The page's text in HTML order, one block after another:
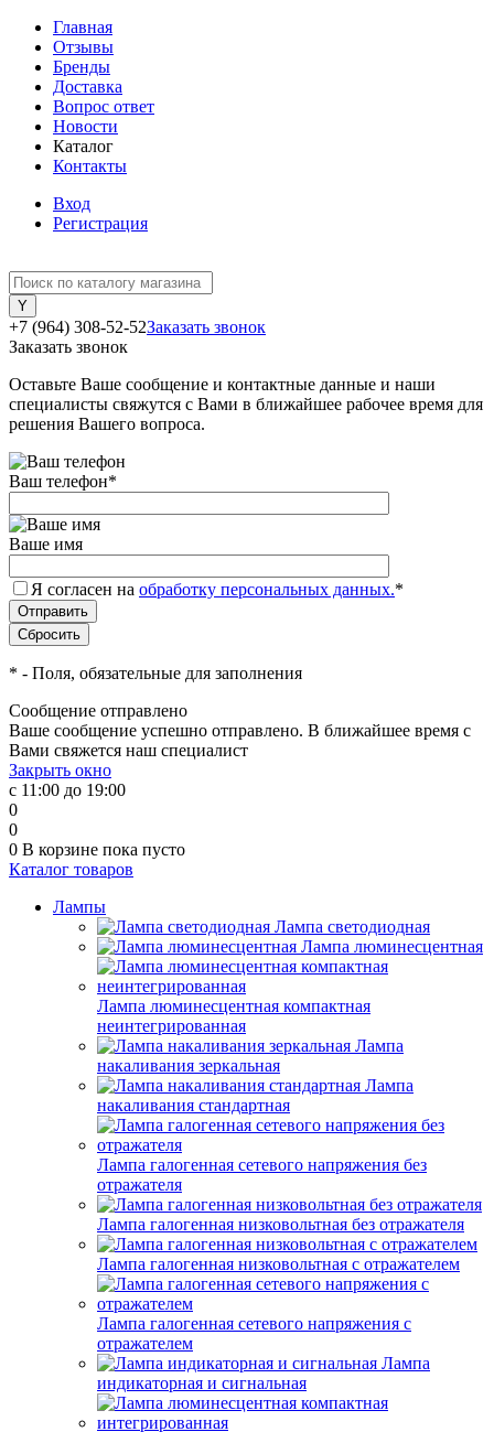
Главная
Отзывы
Бренды
Доставка
Вопрос ответ
Новости
Каталог
Контакты
Вход
Регистрация
+7 (964) 308-52-52Заказать звонок
Заказать звонок
Оставьте Ваше сообщение и контактные данные и наши
специалисты свяжутся с Вами в ближайшее рабочее время для
решения Вашего вопроса.
Ваш телефон*
Ваше имя
Я согласен на обработку персональных данных.*
* - Поля, обязательные для заполнения
Сообщение отправлено
Ваше сообщение успешно отправлено. В ближайшее время с
Вами свяжется наш специалист
Закрыть окно
с 11:00 до 19:00
0
0
0 В корзине пока пусто
Каталог товаров
Лампы
Лампа светодиодная
Лампа люминесцентная
Лампа люминесцентная компактная
неинтегрированная
Лампа
накаливания зеркальная
Лампа
накаливания стандартная
Лампа галогенная сетевого напряжения без
отражателя
Лампа галогенная низковольтная без отражателя
Лампа галогенная низковольтная с отражателем
Лампа галогенная сетевого напряжения с
отражателем
Лампа
индикаторная и сигнальная